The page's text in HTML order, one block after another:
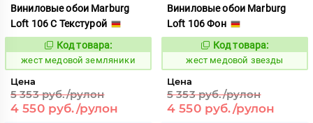
Виниловые обои Marburg
Loft 106 С Текстурой
Код:
381906
Код товара:
жест медовой земляники
Цена
5 353 руб./рулон
4 550 руб./рулон
Виниловые обои Marburg
Loft 106 Фон
Код:
381904
Код товара:
жест медовой звезды
Цена
5 353 руб./рулон
4 550 руб./рулон